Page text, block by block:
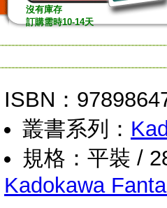
沒有庫存
訂購需時10-14天
ISBN：
叢書系列：
規格：平裝 /
Kadokawa